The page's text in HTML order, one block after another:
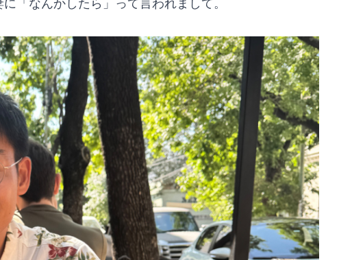
「なんかしたら」って言われまして。